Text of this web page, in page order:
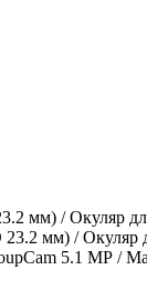
мм) / Окуляр
мм) / Окуляр
5.1 MP /